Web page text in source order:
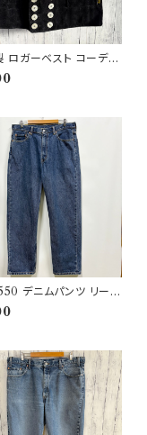
ロガーベスト コーデュ
ト ワークベスト 黒 ダブ
デニムパンツ リーバ
ドデニム 3